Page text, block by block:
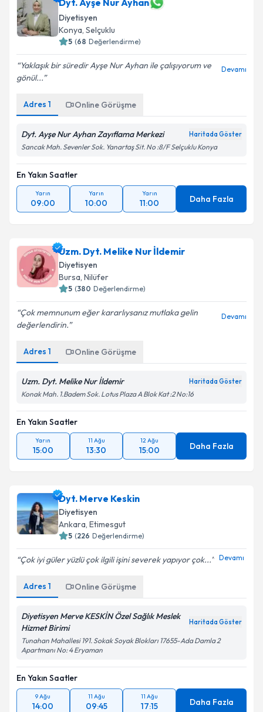
Dyt. Ayşe Nur Ayhan
Diyetisyen
Konya, Selçuklu
5 (68 Değerlendirme)
Yaklaşık bir süredir Ayşe Nur Ayhan ile çalışıyorum ve
gönül...
Devamı
Adres 1 Online Görüşme
Dyt. Ayşe Nur Ayhan Zayıflama Merkezi Haritada Göster
Sancak Mah. Sevenler Sok. Yanartaş Sit. No :8/F Selçuklu Konya
En Yakın Saatler
Yarın
09:00
Yarın
10:00
Yarın
11:00 Daha Fazla
Uzm. Dyt. Melike Nur İldemir
Diyetisyen
Bursa, Nilüfer
5 (380 Değerlendirme)
Çok memnunum eğer kararlıysanız mutlaka gelin
değerlendirin.
Devamı
Adres 1 Online Görüşme
Uzm. Dyt. Melike Nur İldemir Haritada Göster
Konak Mah. 1.Badem Sok. Lotus Plaza A Blok Kat :2 No:16
En Yakın Saatler
Yarın
15:00
11 Ağu
13:30
12 Ağu
15:00 Daha Fazla
Dyt. Merve Keskin
Diyetisyen
Ankara, Etimesgut
5 (226 Değerlendirme)
Çok iyi güler yüzlü çok ilgili işini severek yapıyor çok... Devamı
Adres 1 Online Görüşme
Diyetisyen Merve KESKİN Özel Sağlık Meslek
Hizmet Birimi
Haritada Göster
Tunahan Mahallesi 191. Sokak Soyak Blokları 17655-Ada Damla 2
Apartmanı No: 4 Eryaman
En Yakın Saatler
9 Ağu
14:00
11 Ağu
09:45
11 Ağu
17:15 Daha Fazla